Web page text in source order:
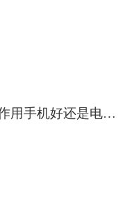
板。但这款软件比较适合
便。而且非会员用户使用
能也无法使用。
抖音视频制作用手机好还是电脑好 抖音视频制作用什么软件